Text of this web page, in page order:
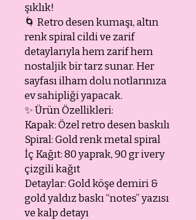
şıklık!
🌀 Retro desen kumaşı, altın
renk spiral cildi ve zarif
detaylarıyla hem zarif hem
nostaljik bir tarz sunar. Her
sayfası ilham dolu notlarınıza
ev sahipliği yapacak.
✨ Ürün Özellikleri:
Kapak: Özel retro desen baskılı
Spiral: Gold renk metal spiral
İç Kağıt: 80 yaprak, 90 gr ivery
çizgili kağıt
Detaylar: Gold köşe demiri &
gold yaldız baskı “notes” yazısı
ve kalp detayı